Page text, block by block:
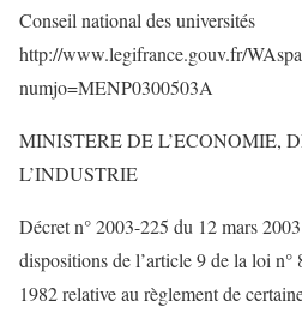
Conseil national des universités
http://www.legifrance.gouv.fr/
numjo=MENP0300503A
MINISTERE DE L’ECONOMIE,
L’INDUSTRIE
Décret n° 2003-225 du 12 mars
dispositions de l’article 9 de la loi n°
1982 relative au règlement de